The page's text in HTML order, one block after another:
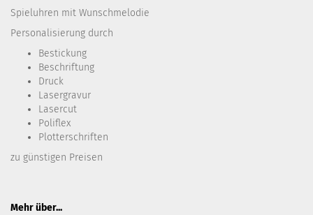
Spieluhren mit Wunschmelodie
Personalisierung durch
Bestickung​
Beschriftung
Druck
Lasergravur
Lasercut
Poliflex
Plotterschriften
zu günstigen Preisen
Mehr über...